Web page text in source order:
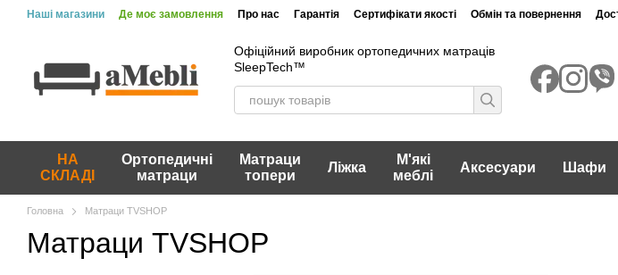
Перейти до основного контенту
Наші магазини Де моє замовлення Про нас Гарантія Сертифікати якості Обмін та повернення
Офіційний виробник ортопедичних матраців
SleepTech™
НА
СКЛАДІ
Ортопедичні
матраци
Матраци
топери
Ліжка
М'які
меблі
Аксесуари Шафи
Головна Матраци TVSHOP
Матраци TVSHOP